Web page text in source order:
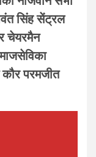
सिंह सेंट्रल
चेयरमैन
परमजीत